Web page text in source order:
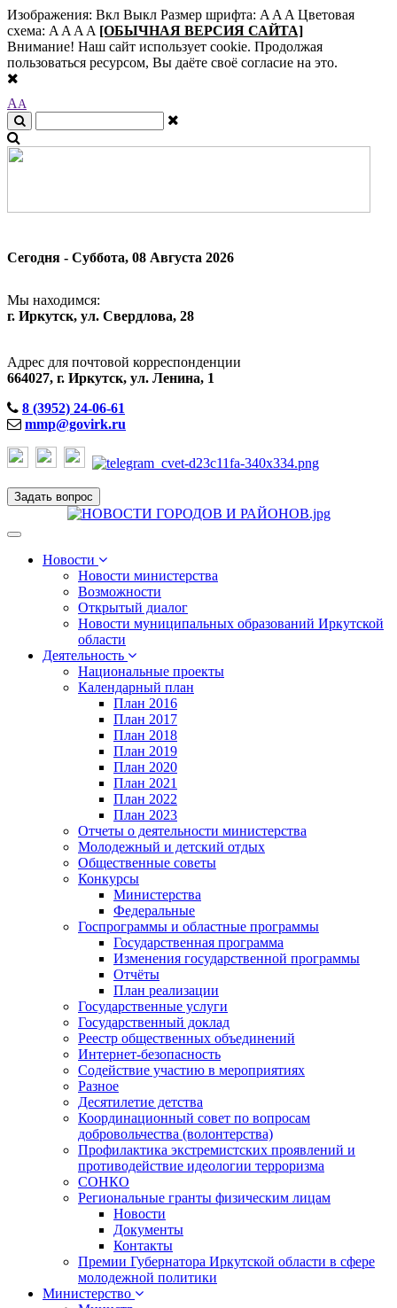
Изображения: Вкл Выкл Размер шрифта: A A A Цветовая
схема: A A A A [ОБЫЧНАЯ ВЕРСИЯ САЙТА]
Внимание! Наш сайт использует cookie. Продолжая
пользоваться ресурсом, Вы даёте своё согласие на это.
AA
Сегодня - Суббота, 08 Августа 2026
Мы находимся:
г. Иркутск, ул. Свердлова, 28
Адрес для почтовой корреспонденции
664027, г. Иркутск, ул. Ленина, 1
8 (3952) 24-06-61
mmp@govirk.ru
Задать вопрос
Toggle
navigationНовости
Новости министерства
Возможности
Открытый диалог
Новости муниципальных образований Иркутской
области
Деятельность
Национальные проекты
Календарный план
План 2016
План 2017
План 2018
План 2019
План 2020
План 2021
План 2022
План 2023
Отчеты о деятельности министерства
Молодежный и детский отдых
Общественные советы
Конкурсы
Министерства
Федеральные
Госпрограммы и областные программы
Государственная программа
Изменения государственной программы
Отчёты
План реализации
Государственные услуги
Государственный доклад
Реестр общественных объединений
Интернет-безопасность
Содействие участию в мероприятиях
Разное
Десятилетие детства
Координационный совет по вопросам
добровольчества (волонтерства)
Профилактика экстремистских проявлений и
противодействие идеологии терроризма
СОНКО
Региональные гранты физическим лицам
Новости
Документы
Контакты
Премии Губернатора Иркутской области в сфере
молодежной политики
Министерство